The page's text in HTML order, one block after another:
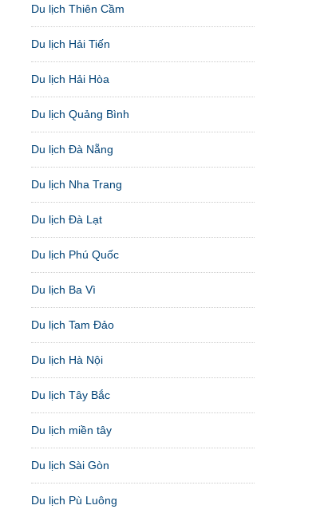
Du lịch Thiên Cầm
Du lịch Hải Tiến
Du lịch Hải Hòa
Du lịch Quảng Bình
Du lịch Đà Nẵng
Du lịch Nha Trang
Du lịch Đà Lạt
Du lịch Phú Quốc
Du lịch Ba Vì
Du lịch Tam Đảo
Du lịch Hà Nội
Du lịch Tây Bắc
Du lịch miền tây
Du lịch Sài Gòn
Du lịch Pù Luông